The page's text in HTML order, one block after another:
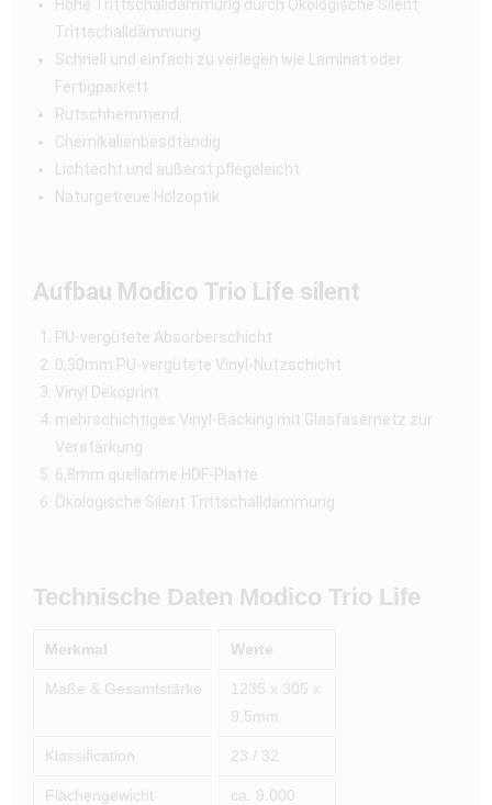
Hohe Trittschalldämmung durch Ökologische Silent
Trittschalldämmung
Schnell und einfach zu verlegen wie Laminat oder
Fertigparkett
Rutschhemmend
Chemikalienbesdtändig
Lichtecht und äußerst pflegeleicht
Naturgetreue Holzoptik
Aufbau Modico Trio Life silent
PU-vergütete Absorberschicht
0,30mm PU-vergütete Vinyl-Nutzschicht
Vinyl Dekoprint
mehrschichtiges Vinyl-Backing mit Glasfasernetz zur
Verstärkung
6,8mm quellarme HDF-Platte
Ökologische Silent Trittschalldämmung
Technische Daten Modico Trio Life
Merkmal Werte
Maße & Gesamtstärke
1235 x 305 x
9,5mm
Klassification 23 / 32
Flächengewicht
ca. 9.000